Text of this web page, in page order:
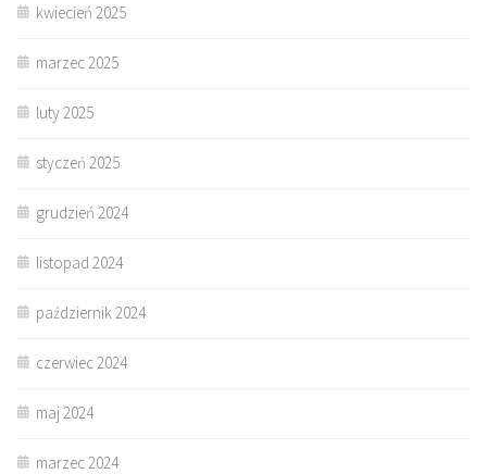
kwiecień 2025
marzec 2025
luty 2025
styczeń 2025
grudzień 2024
listopad 2024
październik 2024
czerwiec 2024
maj 2024
marzec 2024